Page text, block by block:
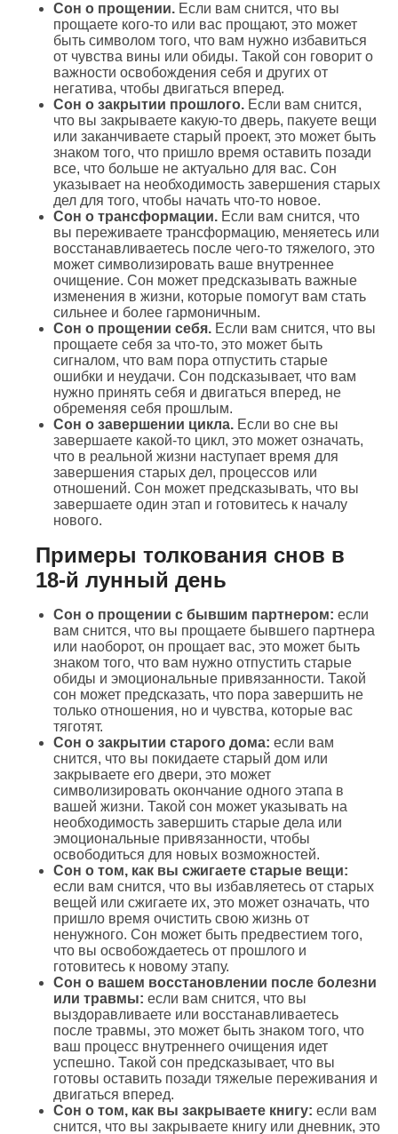
Сон о прощении. Если вам снится, что вы
прощаете кого-то или вас прощают, это может
быть символом того, что вам нужно избавиться
от чувства вины или обиды. Такой сон говорит о
важности освобождения себя и других от
негатива, чтобы двигаться вперед.
Сон о закрытии прошлого. Если вам снится,
что вы закрываете какую-то дверь, пакуете вещи
или заканчиваете старый проект, это может быть
знаком того, что пришло время оставить позади
все, что больше не актуально для вас. Сон
указывает на необходимость завершения старых
дел для того, чтобы начать что-то новое.
Сон о трансформации. Если вам снится, что
вы переживаете трансформацию, меняетесь или
восстанавливаетесь после чего-то тяжелого, это
может символизировать ваше внутреннее
очищение. Сон может предсказывать важные
изменения в жизни, которые помогут вам стать
сильнее и более гармоничным.
Сон о прощении себя. Если вам снится, что вы
прощаете себя за что-то, это может быть
сигналом, что вам пора отпустить старые
ошибки и неудачи. Сон подсказывает, что вам
нужно принять себя и двигаться вперед, не
обременяя себя прошлым.
Сон о завершении цикла. Если во сне вы
завершаете какой-то цикл, это может означать,
что в реальной жизни наступает время для
завершения старых дел, процессов или
отношений. Сон может предсказывать, что вы
завершаете один этап и готовитесь к началу
нового.
Примеры толкования снов в
18-й лунный день
Сон о прощении с бывшим партнером: если
вам снится, что вы прощаете бывшего партнера
или наоборот, он прощает вас, это может быть
знаком того, что вам нужно отпустить старые
обиды и эмоциональные привязанности. Такой
сон может предсказать, что пора завершить не
только отношения, но и чувства, которые вас
тяготят.
Сон о закрытии старого дома: если вам
снится, что вы покидаете старый дом или
закрываете его двери, это может
символизировать окончание одного этапа в
вашей жизни. Такой сон может указывать на
необходимость завершить старые дела или
эмоциональные привязанности, чтобы
освободиться для новых возможностей.
Сон о том, как вы сжигаете старые вещи:
если вам снится, что вы избавляетесь от старых
вещей или сжигаете их, это может означать, что
пришло время очистить свою жизнь от
ненужного. Сон может быть предвестием того,
что вы освобождаетесь от прошлого и
готовитесь к новому этапу.
Сон о вашем восстановлении после болезни
или травмы: если вам снится, что вы
выздоравливаете или восстанавливаетесь
после травмы, это может быть знаком того, что
ваш процесс внутреннего очищения идет
успешно. Такой сон предсказывает, что вы
готовы оставить позади тяжелые переживания и
двигаться вперед.
Сон о том, как вы закрываете книгу: если вам
снится, что вы закрываете книгу или дневник, это